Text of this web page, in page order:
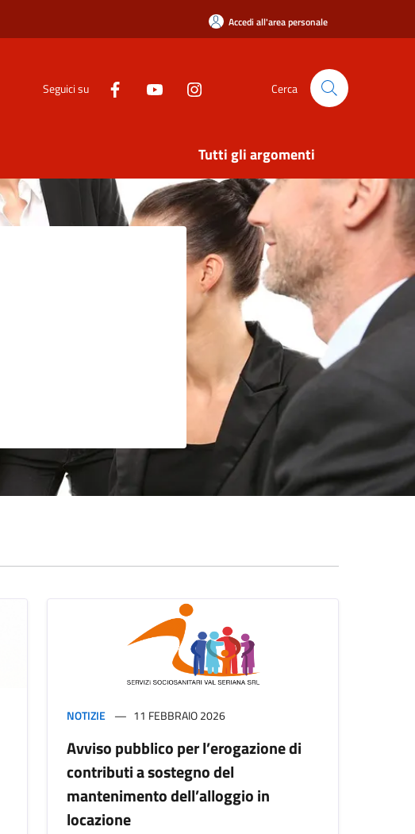
Accedi all'area personale
Seguici su Cerca
Tutti gli argomenti
NOTIZIE 11 FEBBRAIO 2026
Avviso pubblico per l’erogazione di
contributi a sostegno del
mantenimento dell’alloggio in
locazione